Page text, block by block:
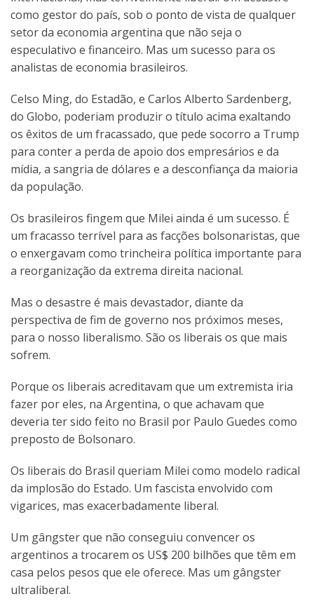
como gestor do país, sob o ponto de vista de qualquer
setor da economia argentina que não seja o
especulativo e financeiro. Mas um sucesso para os
analistas de economia brasileiros.
Celso Ming, do Estadão, e Carlos Alberto Sardenberg,
do Globo, poderiam produzir o título acima exaltando
os êxitos de um fracassado, que pede socorro a Trump
para conter a perda de apoio dos empresários e da
mídia, a sangria de dólares e a desconfiança da maioria
da população.
Os brasileiros fingem que Milei ainda é um sucesso. É
um fracasso terrível para as facções bolsonaristas, que
o enxergavam como trincheira política importante para
a reorganização da extrema direita nacional.
Mas o desastre é mais devastador, diante da
perspectiva de fim de governo nos próximos meses,
para o nosso liberalismo. São os liberais os que mais
sofrem.
Porque os liberais acreditavam que um extremista iria
fazer por eles, na Argentina, o que achavam que
deveria ter sido feito no Brasil por Paulo Guedes como
preposto de Bolsonaro.
Os liberais do Brasil queriam Milei como modelo radical
da implosão do Estado. Um fascista envolvido com
vigarices, mas exacerbadamente liberal.
Um gângster que não conseguiu convencer os
argentinos a trocarem os US$ 200 bilhões que têm em
casa pelos pesos que ele oferece. Mas um gângster
ultraliberal.